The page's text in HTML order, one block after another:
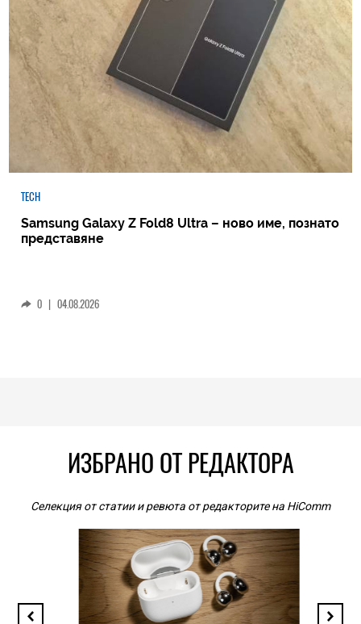
TECH
Samsung Galaxy Z Fold8 Ultra – ново име, познато
представяне
0 | 04.08.2026
ИЗБРАНО ОТ РЕДАКТОРА
Селекция от статии и ревюта от редакторите на HiComm